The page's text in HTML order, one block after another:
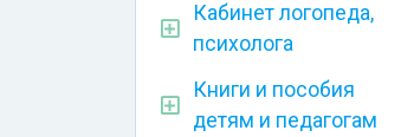
Кабинет логопеда,
психолога
Книги и пособия
детям и педагогам